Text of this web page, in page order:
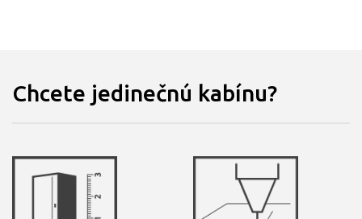
Chcete jedinečnú kabínu?